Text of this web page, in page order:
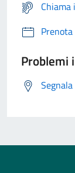
Problemi